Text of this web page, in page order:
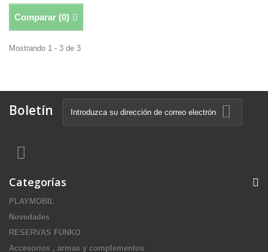
Comparar (0)
Mostrando 1 - 3 de 3
Boletín
Categorías
PLAYMOBIL
Novedades
RESERVAS FUNKO
Accesorios , armas y complementos